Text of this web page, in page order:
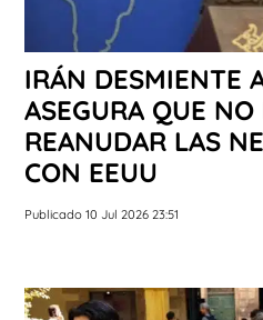
IRÁN DESMIENTE
ASEGURA QUE NO
REANUDAR LAS
CON EEUU
Publicado 10 Jul 2026 23:51